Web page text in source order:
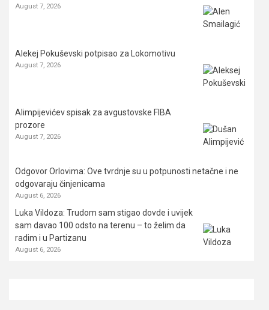
August 7, 2026
Alekej Pokuševski potpisao za Lokomotivu
August 7, 2026
Alimpijevićev spisak za avgustovske FIBA
prozore
August 7, 2026
Odgovor Orlovima: ​Ove tvrdnje su u potpunosti netačne i ne
odgovaraju činjenicama
August 6, 2026
Luka Vildoza: Trudom sam stigao dovde i uvijek
sam davao 100 odsto na terenu – to želim da
radim i u Partizanu
August 6, 2026